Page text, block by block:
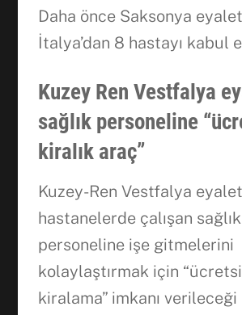
Daha önce Saksonya
İtalya’dan 8 hastayı kabul
Kuzey Ren Vestfalya
sağlık personeline
kiralık araç”
Kuzey-Ren Vestfalya
hastanelerde çalışan sağlık
personeline işe gitmelerini
kolaylaştırmak için
kiralama” imkanı verileceği